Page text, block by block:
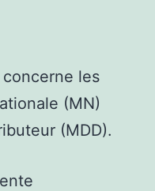
les
ationale (MN)
(MDD).